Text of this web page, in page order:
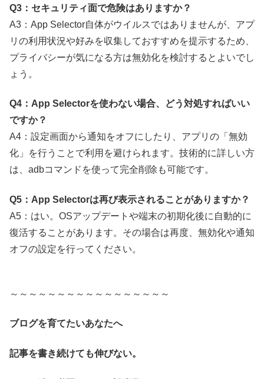
Q3：セキュリティ面で危険はありますか？
A3：App Selector自体がウイルスではありませんが、アプ
リの利用状況や好みを収集しておすすめを提示するため、
プライバシーが気になる方は無効化を検討するとよいでし
ょう。
Q4：App Selectorを使わない場合、どう対処すればいい
ですか？
A4：設定画面から通知をオフにしたり、アプリの「無効
化」を行うことで利用を避けられます。技術的に詳しい方
は、adbコマンドを使って完全削除も可能です。
Q5：App Selectorは再び表示されることがありますか？
A5：はい。OSアップデートや端末の初期化後に自動的に
復活することがあります。その場合は再度、無効化や通知
オフの設定を行ってください。
～～～～～～～～～～～～～～～～～
ブログを育てたいあなたへ
記事を書き続けても伸びない。